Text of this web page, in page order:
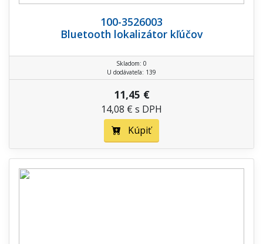
100-3526003
Bluetooth lokalizátor kľúčov
Skladom: 0
U dodávateľa: 139
11,45 €
14,08 € s DPH
Kúpiť